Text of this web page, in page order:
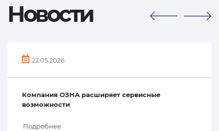
Новости
22.05.2026
Компания ОЗНА расширяет сервисные
возможности
Подробнее